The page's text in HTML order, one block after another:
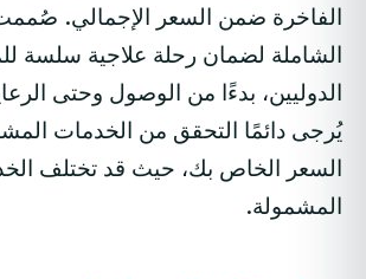
الفاخرة ضمن السعر الإجمالي.
الشاملة لضمان رحلة علاجية سلسة
الدوليين، بدءًا من الوصول وحتى
يُرجى دائمًا التحقق من الخدمات
السعر الخاص بك، حيث قد تختلف
المشمولة.